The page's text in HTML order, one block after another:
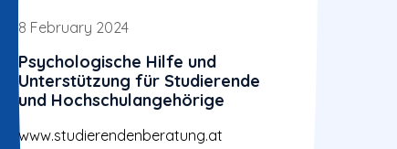
8 February 2024
Psychologische Hilfe und
Unterstützung für Studierende
und Hochschulangehörige
www.studierendenberatung.at